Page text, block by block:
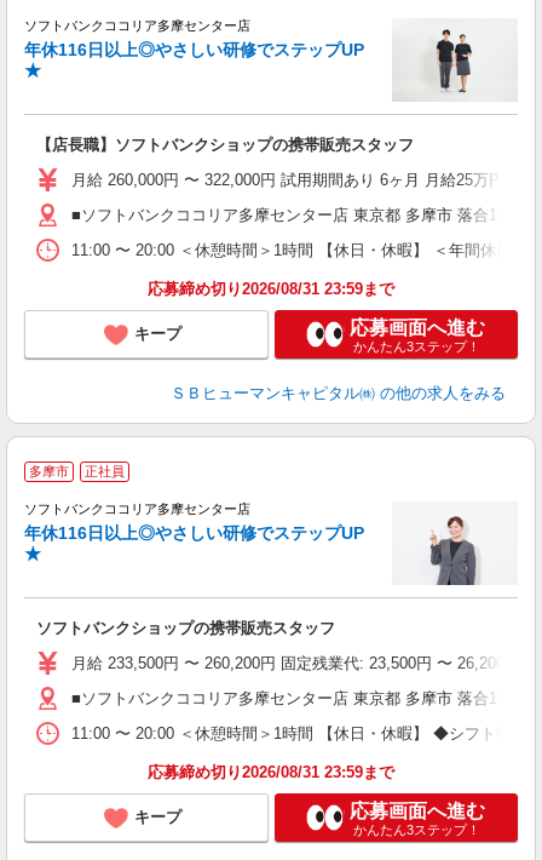
ソフトバンクココリア多摩センター店
年休116日以上◎やさしい研修でステップUP
★
【店長職】ソフトバンクショップの携帯販売スタッフ
月給 260,000円 〜 322,000円 試用期間あり 6ヶ月 月給25万円以
■ソフトバンクココリア多摩センター店 東京都 多摩市 落合1丁目
11:00 〜 20:00 ＜休憩時間＞1時間 【休日・休暇】 ＜年間休日
応募締め切り2026/08/31 23:59まで
キープ 応募画面へ進む
かんたん3ステップ！
ＳＢヒューマンキャピタル㈱ の他の求人をみる
多摩市 正社員
ソフトバンクココリア多摩センター店
年休116日以上◎やさしい研修でステップUP
★
ソフトバンクショップの携帯販売スタッフ
月給 233,500円 〜 260,200円 固定残業代: 23,500円 〜 26,200円
■ソフトバンクココリア多摩センター店 東京都 多摩市 落合1丁目
11:00 〜 20:00 ＜休憩時間＞1時間 【休日・休暇】 ◆シフト制
応募締め切り2026/08/31 23:59まで
キープ 応募画面へ進む
かんたん3ステップ！